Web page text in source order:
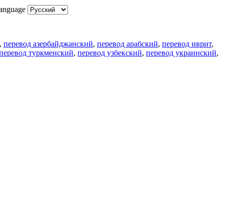
, перевод азербайджанский, перевод арабский, перевод иврит,
туркменский, перевод узбекский, перевод украинский,